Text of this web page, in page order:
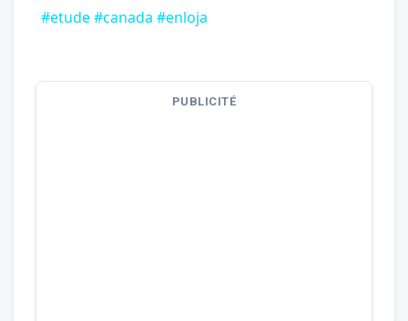
#etude #canada #enloja
PUBLICITÉ